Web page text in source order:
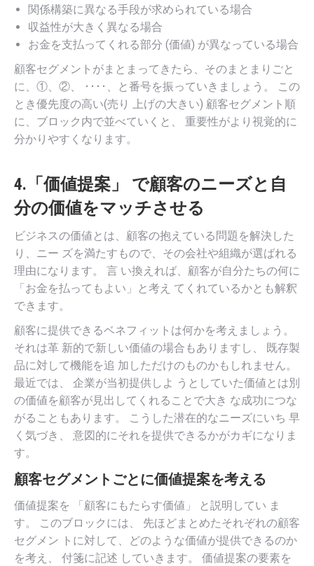
関係構築に異なる手段が求められている場合
収益性が大きく異なる場合
お金を支払ってくれる部分 (価値) が異なっている場合
顧客セグメントがまとまってきたら、そのまとまりごと
に、①、②、 ････、と番号を振っていきましょう。 この
とき優先度の高い(売り 上げの大きい) 顧客セグメント順
に、ブロック内で並べていくと、 重要性がより視覚的に
分かりやすくなります。
4.「価値提案」 で顧客のニーズと自
分の価値をマッチさせる
ビジネスの価値とは、顧客の抱えている問題を解決した
り、ニー ズを満たすもので、その会社や組織が選ばれる
理由になります。 言 い換えれば、顧客が自分たちの何に
「お金を払ってもよい」と考え てくれているかとも解釈
できます。
顧客に提供できるベネフィットは何かを考えましょう。
それは革 新的で新しい価値の場合もありますし、 既存製
品に対して機能を追 加しただけのものかもしれません。
最近では、 企業が当初提供しよ うとしていた価値とは別
の価値を顧客が見出してくれることで大き な成功につな
がることもあります。 こうした潜在的なニーズにいち 早
く気づき、 意図的にそれを提供できるかがカギになりま
す。
顧客セグメントごとに価値提案を考える
価値提案を 「顧客にもたらす価値」 と説明してい ま
す。 このブロックには、 先ほどまとめたそれぞれの顧客
セグメン トに対して、どのような価値が提供できるのか
を考え、 付箋に記述 していきます。 価値提案の要素を